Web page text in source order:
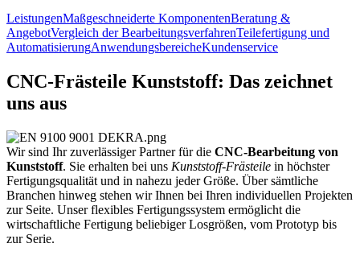
LeistungenMaßgeschneiderte KomponentenBeratung &
AngebotVergleich der BearbeitungsverfahrenTeilefertigung und
AutomatisierungAnwendungsbereicheKundenservice
CNC-Frästeile Kunststoff: Das zeichnet
uns aus
Wir sind Ihr zuverlässiger Partner für die CNC-Bearbeitung von
Kunststoff. Sie erhalten bei uns Kunststoff-Frästeile in höchster
Fertigungsqualität und in nahezu jeder Größe. Über sämtliche
Branchen hinweg stehen wir Ihnen bei Ihren individuellen Projekten
zur Seite. Unser flexibles Fertigungssystem ermöglicht die
wirtschaftliche Fertigung beliebiger Losgrößen, vom Prototyp bis
zur Serie.